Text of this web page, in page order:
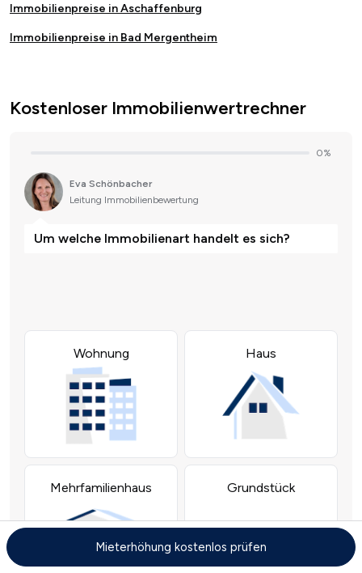
Immobilienpreise in Aschaffenburg
Immobilienpreise in Bad Mergentheim
Kostenloser Immobilienwertrechner
Mieterhöhung kostenlos prüfen